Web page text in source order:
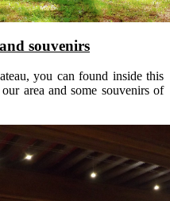
souvenirs
you can found inside this
area and some souvenirs of